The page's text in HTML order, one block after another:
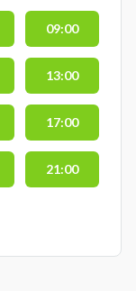
09:00
13:00
17:00
21:00